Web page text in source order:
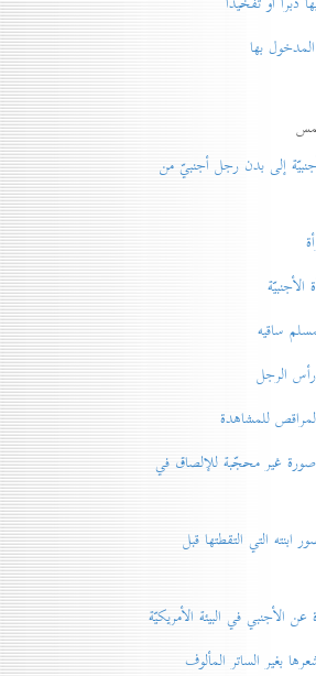
بها
إلی بدن رجل أجنبيّ من
ساقيه
الرجل
للمشاهدة
غير محجّبة للإلصاق في
التي التقطتها قبل
في البيئة الأمريكيّة
الساتر المألوف